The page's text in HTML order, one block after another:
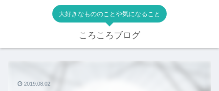
大好きなもののことや気になること
ころころブログ
2019.08.02